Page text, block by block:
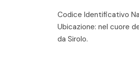
Codice Identificativo
Ubicazione: nel cuore
da Sirolo.